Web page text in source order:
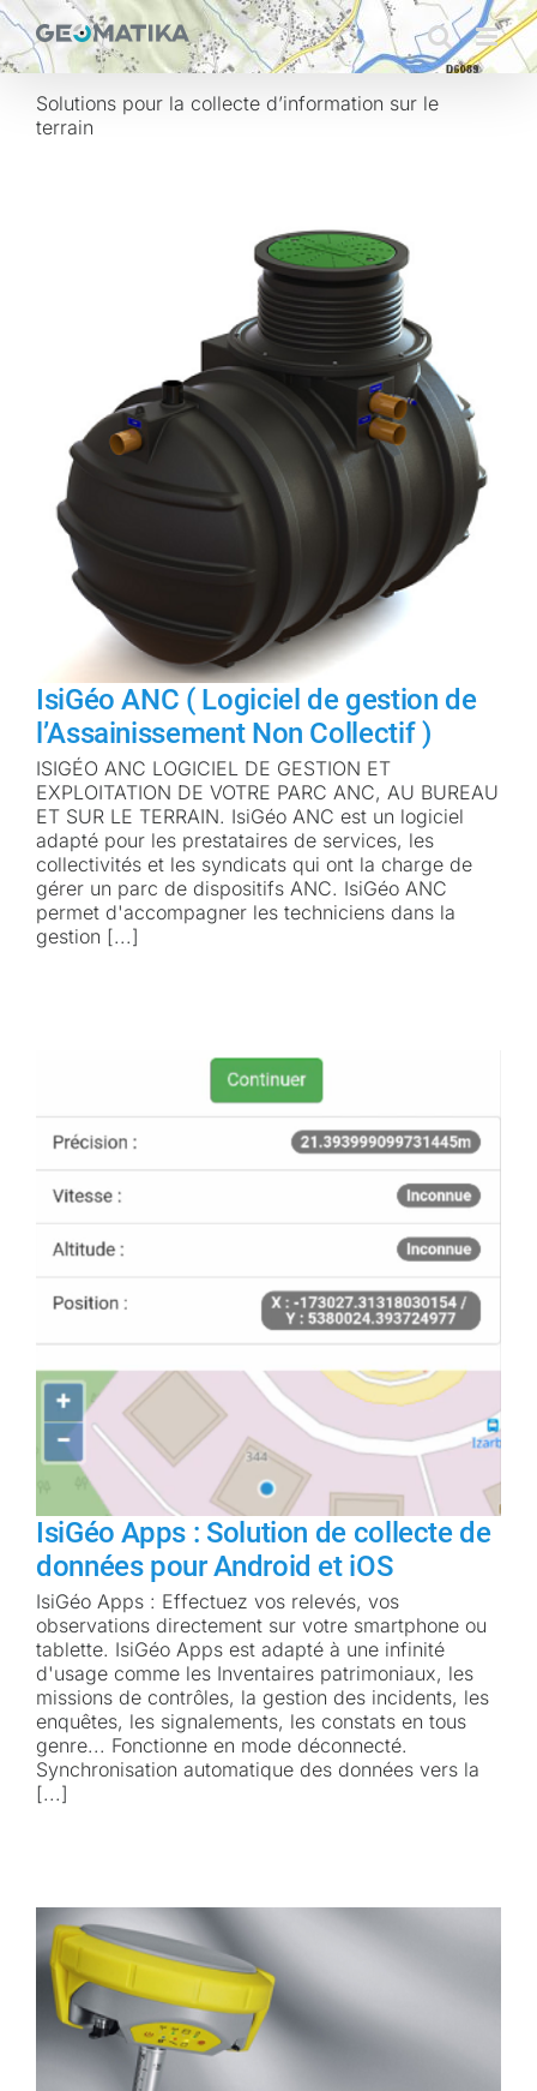
Passer
au
contenu
Solutions pour la collecte d’information sur le
terrain
IsiGéo ANC ( Logiciel de gestion de
l’Assainissement Non Collectif )
ISIGÉO ANC LOGICIEL DE GESTION ET
EXPLOITATION DE VOTRE PARC ANC, AU BUREAU
ET SUR LE TERRAIN. IsiGéo ANC est un logiciel
adapté pour les prestataires de services, les
collectivités et les syndicats qui ont la charge de
gérer un parc de dispositifs ANC. IsiGéo ANC
permet d'accompagner les techniciens dans la
gestion [...]
IsiGéo Apps : Solution de collecte de
données pour Android et iOS
IsiGéo Apps : Effectuez vos relevés, vos
observations directement sur votre smartphone ou
tablette. IsiGéo Apps est adapté à une infinité
d'usage comme les Inventaires patrimoniaux, les
missions de contrôles, la gestion des incidents, les
enquêtes, les signalements, les constats en tous
genre... Fonctionne en mode déconnecté.
Synchronisation automatique des données vers la
[...]